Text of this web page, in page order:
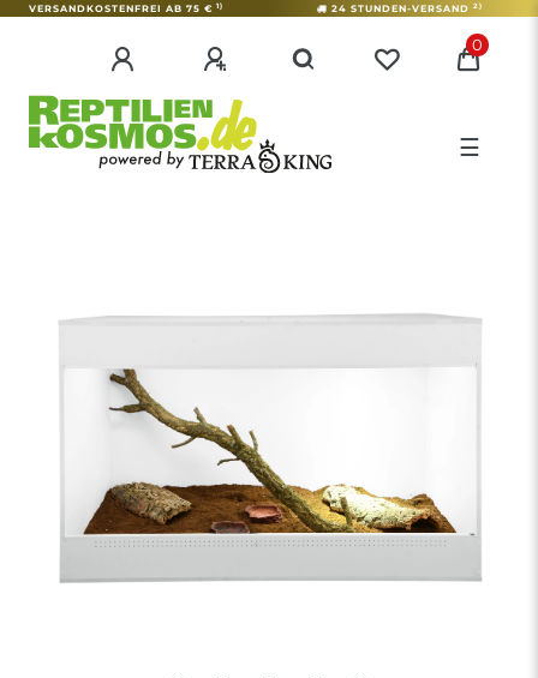
VERSANDKOSTENFREI AB 75 € 1) 24 STUNDEN-VERSAND 2)
0
☰